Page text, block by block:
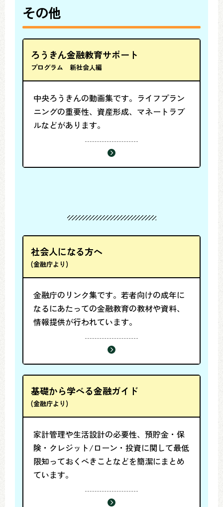
その他
ろうきん金融教育サポート
プログラム 新社会人編
中央ろうきんの動画集です。ライフプラン
ニングの重要性、資産形成、マネートラブ
ルなどがあります。
社会人になる方へ
(金融庁より)
金融庁のリンク集です。若者向けの成年に
なるにあたっての金融教育の教材や資料、
情報提供が行われています。
基礎から学べる金融ガイド
(金融庁より)
家計管理や生活設計の必要性、預貯金・保
険・クレジット/ローン・投資に関して最低
限知っておくべきことなどを簡潔にまとめ
ています。